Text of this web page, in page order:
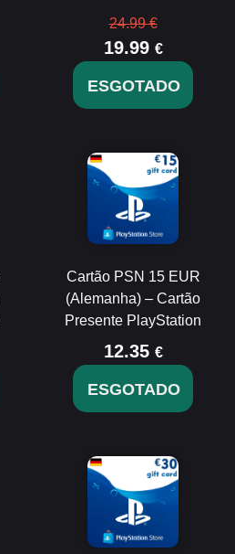
24.99 €
19.99 €
ESGOTADO
Cartão PSN 15 EUR
(Alemanha) – Cartão
Presente PlayStation
12.35 €
ESGOTADO